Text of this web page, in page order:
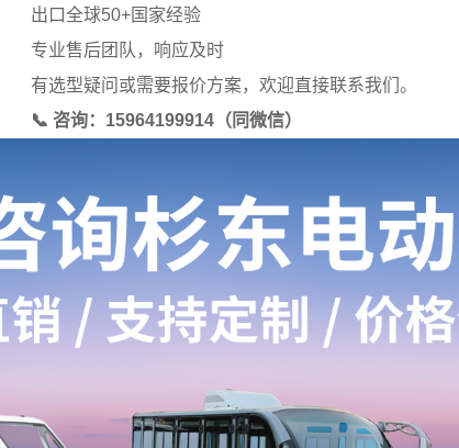
出口全球50+国家经验
专业售后团队，响应及时
有选型疑问或需要报价方案，欢迎直接联系我们。
📞 咨询：15964199914（同微信）